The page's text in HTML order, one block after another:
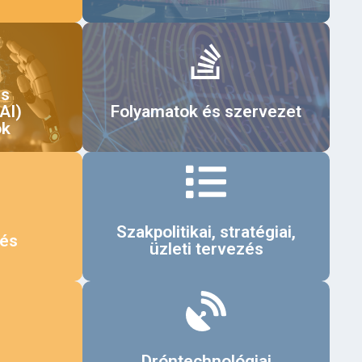
Folyamatok és szervezet
Érdekel
Szakpolitikai, stratégiai,
üzleti tervezés